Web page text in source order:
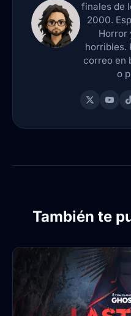
finales de
2000.
Horror
horribles.
correo en
o
También te